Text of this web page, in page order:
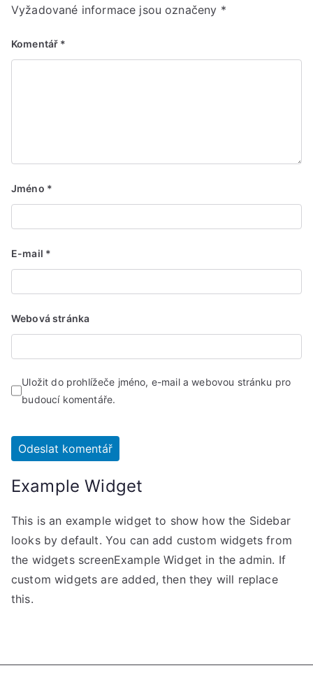
Vyžadované informace jsou označeny *
Komentář *
Jméno *
E-mail *
Webová stránka
Uložit do prohlížeče jméno, e-mail a webovou stránku pro
budoucí komentáře.
Example Widget
This is an example widget to show how the Sidebar
looks by default. You can add custom widgets from
the widgets screenExample Widget in the admin. If
custom widgets are added, then they will replace
this.